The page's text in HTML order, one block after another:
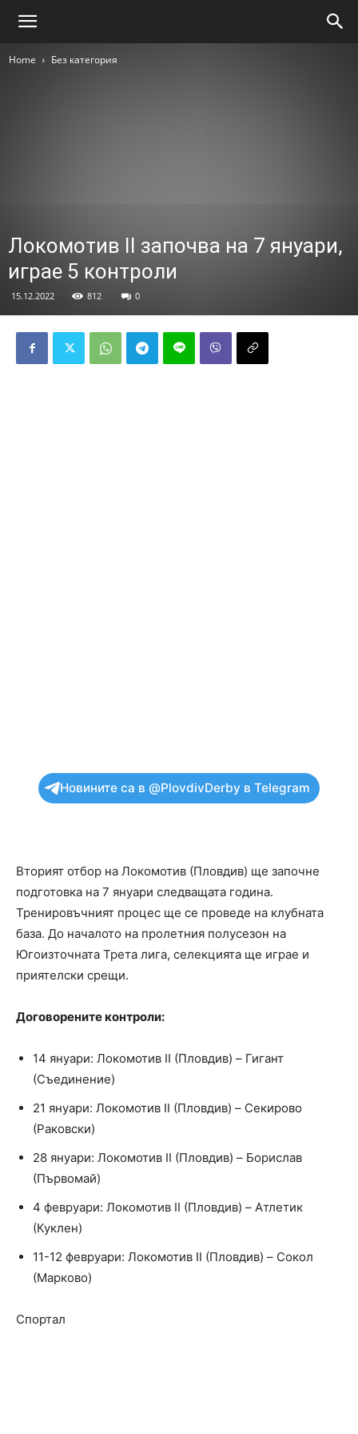
Home Без категория
Локомотив II започва на 7 януари,
играе 5 контроли
15.12.2022 812 0
Новините са в @PlovdivDerby в Telegram
Вторият отбор на Локомотив (Пловдив) ще започне
подготовка на 7 януари следващата година.
Тренировъчният процес ще се проведе на клубната
база. До началото на пролетния полусезон на
Югоизточната Трета лига, селекцията ще играе и
приятелски срещи.
Договорените контроли:
14 януари: Локомотив II (Пловдив) – Гигант
(Съединение)
21 януари: Локомотив II (Пловдив) – Секирово
(Раковски)
28 януари: Локомотив II (Пловдив) – Борислав
(Първомай)
4 февруари: Локомотив II (Пловдив) – Атлетик
(Куклен)
11-12 февруари: Локомотив II (Пловдив) – Сокол
(Марково)
Спортал